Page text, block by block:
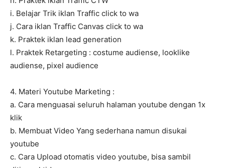
i. Belajar Trik iklan Traffic click to wa
j. Cara iklan Traffic Canvas click to wa
k. Praktek iklan lead generation
l. Praktek Retargeting : costume audiense, looklike
audiense, pixel audience
4. Materi Youtube Marketing :
a. Cara menguasai seluruh halaman youtube dengan 1x
klik
b. Membuat Video Yang sederhana namun disukai
youtube
c. Cara Upload otomatis video youtube, bisa sambil